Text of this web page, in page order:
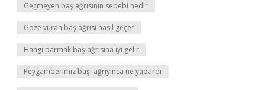
Geçmeyen baş ağrısının sebebi nedir
Göze vuran baş ağrısı nasıl geçer
Hangi parmak baş ağrısına iyi gelir
Peygamberimiz başı ağrıyınca ne yapardı